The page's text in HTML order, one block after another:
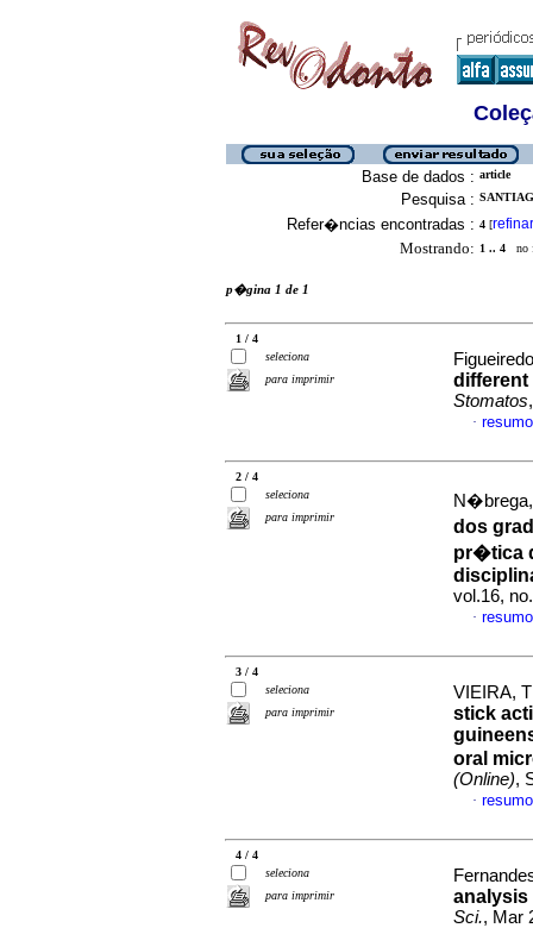
Base de dados : article
Pesquisa :
Refer�ncias encontradas : 4 [refinar
Mostrando: 1 .. 4 no
p�gina 1 de 1
1 / 4
seleciona
para imprimir
different
Stomatos
·
2 / 4
seleciona
para imprimir
dos
pr�tica
vol.16,
·
3 / 4
seleciona
para imprimir
VIEIRA,
stick
oral
(Online),
·
4 / 4
seleciona
para imprimir
analysis
Sci., Mar